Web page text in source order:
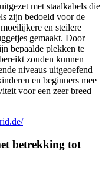
met staalkabels die
zijn bedoeld voor de
en steilere
gemaakt. Door
bepaalde plekken te
zouden kunnen
niveaus uitgeoefend
en beginners mee
voor een zeer breed
betrekking tot